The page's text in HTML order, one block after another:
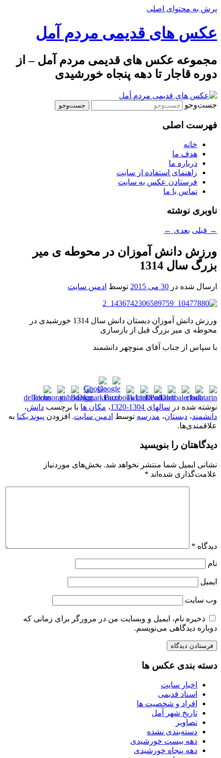
پرش به محتوای اصلی
عکس های قدیمی مردم آمل
مجموعه عکس های قدیمی مردم آمل – از
دوره قاجار تا دهه پنجاه خورشیدی
جست‌وجو
فهرست اصلی
خانه
هدف ما
درباره ما
راهنمای استفاده از سایت
فرستادن عکس به سایت
تماس با ما
ناوبری نوشته
→ قبلی بعدی ←
ورزش دانش آموزان در محوطه ی میر
بزرگ سال 1314
ارسال شده در 30 می 2015 توسط ادمین سایت
ورزش دانش آموزان دبستان دانش سال 1314 خورشیدی در
محوطه ی میر بزرگ قبل از بازسازی
با سپاس از جناب آقای منوچهر دانشمند
نوشته شده در سالهای 1304-1320 ، مکان ها با برچسب دانش،
دانشمند، دبستان، مدرسه توسط ادمین سایت. افزودن پیوند یکتا به
علاقمندی‌ها.
دیدگاهتان را بنویسید
نشانی ایمیل شما منتشر نخواهد شد. بخش‌های موردنیاز
علامت‌گذاری شده‌اند *
دیدگاه *
نام
ایمیل
وب‌ سایت
ذخیره نام، ایمیل و وبسایت من در مرورگر برای زمانی که
دوباره دیدگاهی می‌نویسم.
دسته بندی عکس ها
اخبار سایت
اسناد قدیمی
افراد و شخصیت ها
تاریخ شهر آمل
تصاویر
دسته‌بندی نشده
دهه بیست خورشیدی
دهه پنجاه خورشیدی